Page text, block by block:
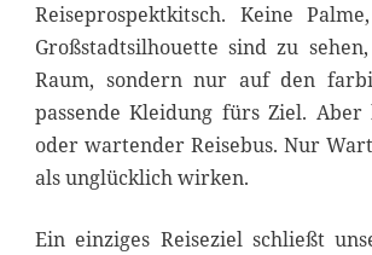
Reiseprospektkitsch. Keine
Großstadtsilhouette sind zu
Raum, sondern nur auf den
passende Kleidung fürs Ziel.
oder wartender Reisebus. Nur
als unglücklich wirken.
Ein einziges Reiseziel schließt